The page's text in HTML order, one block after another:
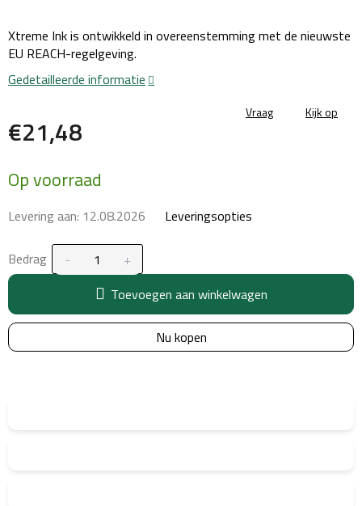
€21,48
prijs:
Op voorraad
Levering aan: 12.08.2026 Leveringsopties
Bedrag
Toevoegen aan winkelwagen
Nu kopen
Xtreme Ink is ontwikkeld in overeenstemming met de nieuwste
EU REACH-regelgeving.
Gedetailleerde informatie
Vraag Kijk op